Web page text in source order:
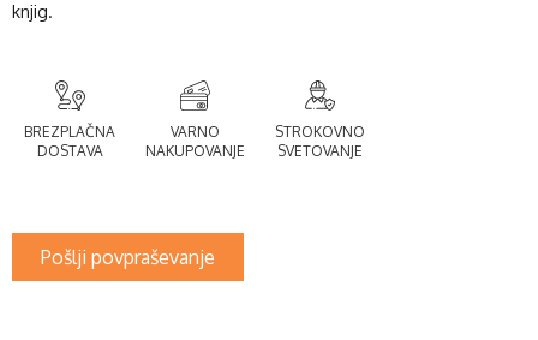
knjig.
BREZPLAČNA
DOSTAVA
VARNO
NAKUPOVANJE
STROKOVNO
SVETOVANJE
Pošlji povpraševanje